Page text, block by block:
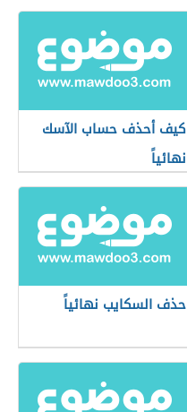
كيف أحذف حساب الآسك
نهائياً
حذف السكايب نهائياً